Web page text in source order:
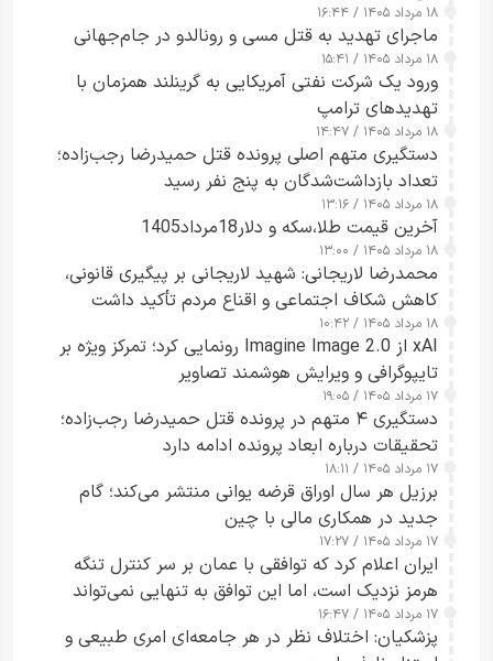
۱۸ مرداد ۱۴۰۵ / ۱۶:۴۴
ماجرای تهدید به قتل مسی و رونالدو در جام‌جهانی
۱۸ مرداد ۱۴۰۵ / ۱۵:۴۱
ورود یک شرکت نفتی آمریکایی به گرینلند همزمان با
تهدیدهای ترامپ
۱۸ مرداد ۱۴۰۵ / ۱۴:۴۷
دستگیری متهم اصلی پرونده قتل حمیدرضا رجب‌زاده؛
تعداد بازداشت‌شدگان به پنج نفر رسید
۱۸ مرداد ۱۴۰۵ / ۱۳:۱۶
آخرین قیمت طلا،سکه و دلار18مرداد1405
۱۸ مرداد ۱۴۰۵ / ۱۳:۰۰
محمدرضا لاریجانی: شهید لاریجانی بر پیگیری قانونی،
کاهش شکاف اجتماعی و اقناع مردم تأکید داشت
۱۸ مرداد ۱۴۰۵ / ۱۰:۴۲
xAI از Imagine Image 2.0 رونمایی کرد؛ تمرکز ویژه بر
تایپوگرافی و ویرایش هوشمند تصاویر
۱۷ مرداد ۱۴۰۵ / ۱۹:۰۵
دستگیری ۴ متهم در پرونده قتل حمیدرضا رجب‌زاده؛
تحقیقات درباره ابعاد پرونده ادامه دارد
۱۷ مرداد ۱۴۰۵ / ۱۸:۱۱
برزیل هر سال اوراق قرضه یوانی منتشر می‌کند؛ گام
جدید در همکاری مالی با چین
۱۷ مرداد ۱۴۰۵ / ۱۷:۲۷
ایران اعلام کرد که توافقی با عمان بر سر کنترل تنگه
هرمز نزدیک است، اما این توافق به تنهایی نمی‌تواند
آبراه را آزاد کند
۱۷ مرداد ۱۴۰۵ / ۱۶:۴۷
پزشکیان: اختلاف نظر در هر جامعه‌ای امری طبیعی و